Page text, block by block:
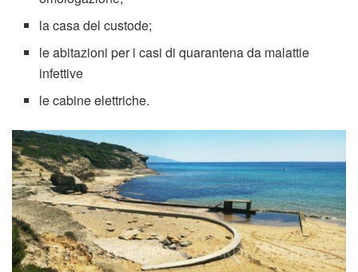
la casa del custode;
le abitazioni per i casi di quarantena da malattie
infettive
le cabine elettriche.